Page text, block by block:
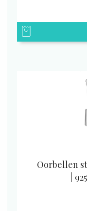
Oorbellen
|